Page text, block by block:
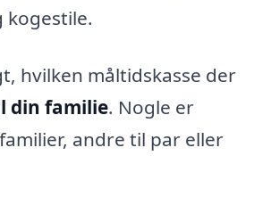
kogestile.
hvilken måltidskasse der
din familie. Nogle er
andre til par eller